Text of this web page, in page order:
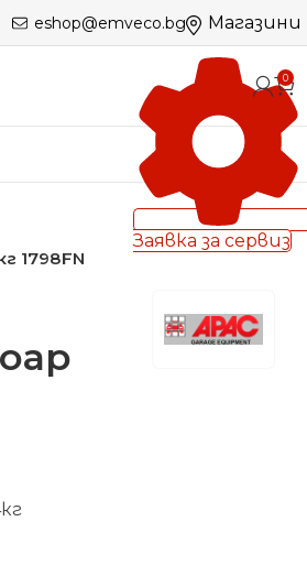
eshop@emveco.bg Магазини
0
Заявка за сервиз
1798FN